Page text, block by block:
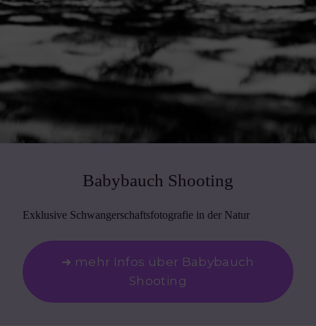
Babybauch Shooting
Exklusive Schwangerschaftsfotografie in der Natur
➜ mehr Infos über Babybauch
Shooting